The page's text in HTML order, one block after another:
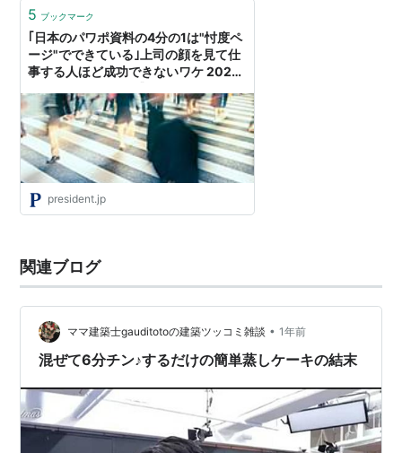
5 ブックマーク
｢日本のパワポ資料の4分の1は"忖度ペ
ージ"でできている｣上司の顔を見て仕
事する人ほど成功できないワケ 2023
き方の根本変化"
president.jp
関連ブログ
ママ建築士gauditotoの建築ツッコミ雑談 • 1年前
混ぜて6分チン♪するだけの簡単蒸しケーキの結末